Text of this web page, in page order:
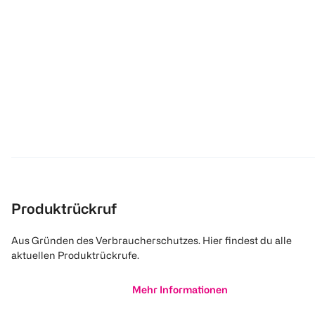
Produktrückruf
Aus Gründen des Verbraucherschutzes. Hier findest du alle
aktuellen Produktrückrufe.
Mehr Informationen